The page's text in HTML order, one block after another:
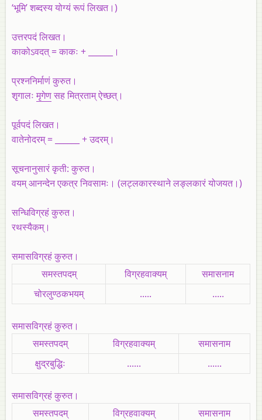
‘भूमि’ शब्दस्य योग्यं रूपं लिखत।)
उत्तरपदं लिखत।
काकोऽवदत्‌ = काकः + ______।
प्रश्ननिर्माणं कुरुत।
शृगालःमृगेणसह मित्रताम्‌ ऐच्छत्‌।
पूर्वपदं लिखत।
वातेनोदरम्‌ = ______ + उदरम्‌।
सूचनानुसारं कृती: कुरुत।
वयम्‌ आनन्देन एकत्र निवसामः। (लट्लकारस्थाने लङ्लकारं योजयत।)
सन्धिविग्रहं कुरुत।
रथस्यैकम्।
समासविग्रहं कुरुत।
समस्तपदम्
विग्रहवाक्यम्
समासनाम
चोरलुण्ठकभयम्‌
..... .....
समासविग्रहं कुरुत।
समस्तपदम्
विग्रहवाक्यम्
समासनाम
क्षुद्रबुद्धिः
...... ......
समासविग्रहं कुरुत।
समस्तपदम्
विग्रहवाक्यम्
समासनाम